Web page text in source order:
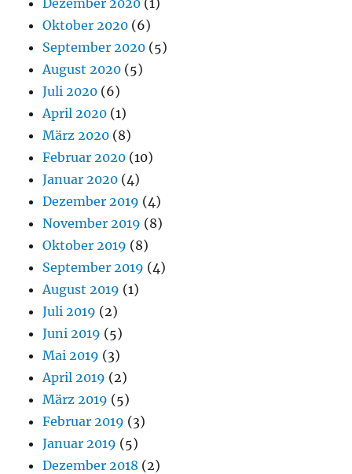
Oktober 2020 (6)
September 2020 (5)
August 2020 (5)
Juli 2020 (6)
April 2020 (1)
März 2020 (8)
Februar 2020 (10)
Januar 2020 (4)
Dezember 2019 (4)
November 2019 (8)
Oktober 2019 (8)
September 2019 (4)
August 2019 (1)
Juli 2019 (2)
Juni 2019 (5)
Mai 2019 (3)
April 2019 (2)
März 2019 (5)
Februar 2019 (3)
Januar 2019 (5)
Dezember 2018 (2)